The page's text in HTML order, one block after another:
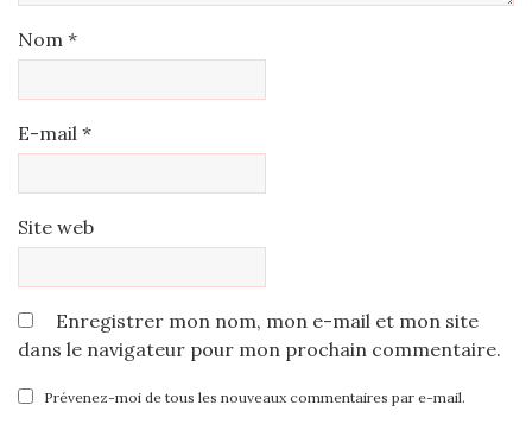
Nom *
E-mail *
Site web
Enregistrer mon nom, mon e-mail et mon site
dans le navigateur pour mon prochain commentaire.
Prévenez-moi de tous les nouveaux commentaires par e-mail.